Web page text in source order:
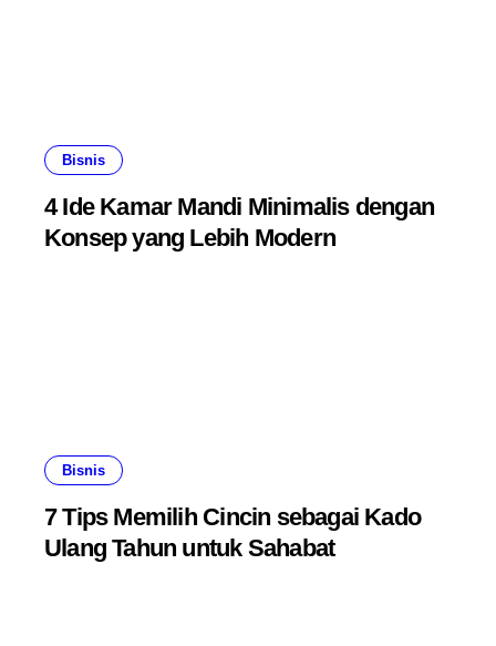
Bisnis
4 Ide Kamar Mandi Minimalis dengan
Konsep yang Lebih Modern
Bisnis
7 Tips Memilih Cincin sebagai Kado
Ulang Tahun untuk Sahabat